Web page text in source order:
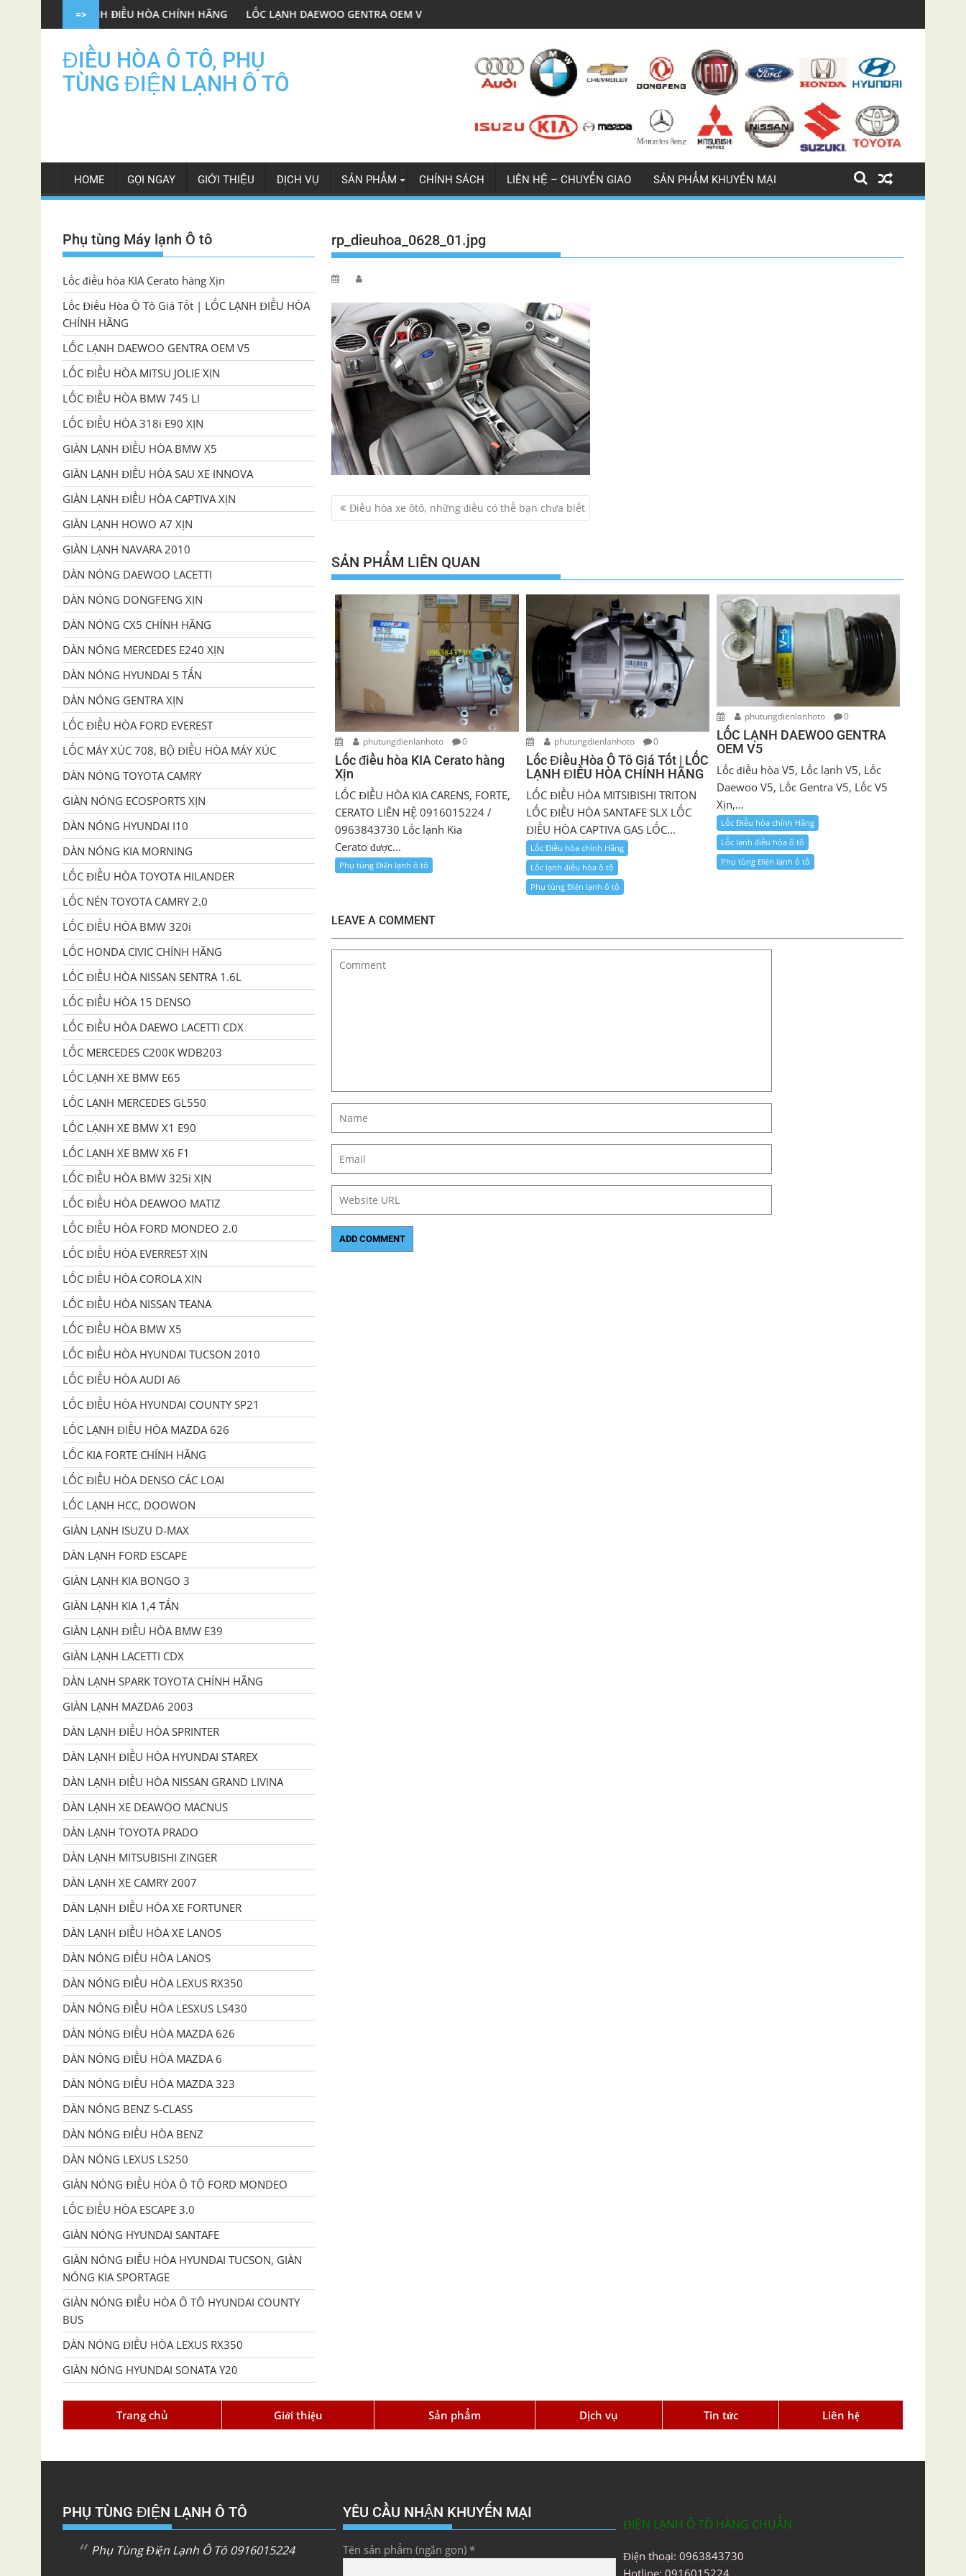
to
=>
ĐIỀU HÒA CHÍNH HÃNG LỐC LẠNH DAEWOO GENTRA OEM V5
ĐIỀU HÒA Ô TÔ, PHỤ
TÙNG ĐIỆN LẠNH Ô TÔ
HOME GỌI NGAY GIỚI THIỆU DỊCH VỤ SẢN PHẨM CHÍNH SÁCH LIÊN HỆ – CHUYỂN GIAO SẢN PHẨM KHUYẾN MẠI
rp_dieuhoa_0628_01.jpg
Điều
hướng
viết
Điều hòa xe ôtô, những điều có thể bạn chưa biết
SẢN PHẨM LIÊN QUAN
phutungdienlanhoto 0
Lốc điều hòa KIA Cerato hàng
Xịn
LỐC ĐIỀU HÒA KIA CARENS, FORTE,
CERATO LIÊN HỆ 0916015224 /
0963843730 Lốc lạnh Kia
Cerato được...
Phụ tùng Điện lạnh ô tô
phutungdienlanhoto 0
Lốc Điều Hòa Ô Tô Giá Tốt | LỐC
LẠNH ĐIỀU HÒA CHÍNH HÃNG
LỐC ĐIỀU HÒA MITSIBISHI TRITON
LỐC ĐIỀU HÒA SANTAFE SLX LỐC
ĐIỀU HÒA CAPTIVA GAS LỐC...
Lốc Điều hòa chính Hãng
Lốc lạnh điều hòa ô tô
Phụ tùng Điện lạnh ô tô
phutungdienlanhoto 0
LỐC LẠNH DAEWOO GENTRA
OEM V5
Lốc điều hòa V5, Lốc lạnh V5, Lốc
Daewoo V5, Lốc Gentra V5, Lốc V5
Xịn,...
Lốc Điều hòa chính Hãng
Lốc lạnh điều hòa ô tô
Phụ tùng Điện lạnh ô tô
LEAVE A COMMENT
Phụ tùng Máy lạnh Ô tô
Lốc điều hòa KIA Cerato hàng Xịn
Lốc Điều Hòa Ô Tô Giá Tốt | LỐC LẠNH ĐIỀU HÒA
CHÍNH HÃNG
LỐC LẠNH DAEWOO GENTRA OEM V5
LỐC ĐIỀU HÒA MITSU JOLIE XỊN
LỐC ĐIỀU HÒA BMW 745 LI
LỐC ĐIỀU HÒA 318i E90 XỊN
GIÀN LẠNH ĐIỀU HÒA BMW X5
GIÀN LẠNH ĐIỀU HÒA SAU XE INNOVA
GIÀN LẠNH ĐIỀU HÒA CAPTIVA XỊN
GIÀN LẠNH HOWO A7 XỊN
GIÀN LẠNH NAVARA 2010
DÀN NÓNG DAEWOO LACETTI
DÀN NÓNG DONGFENG XỊN
DÀN NÓNG CX5 CHÍNH HÃNG
DÀN NÓNG MERCEDES E240 XỊN
DÀN NÓNG HYUNDAI 5 TẤN
DÀN NÓNG GENTRA XỊN
LỐC ĐIỀU HÒA FORD EVEREST
LỐC MÁY XÚC 708, BỘ ĐIỀU HÒA MÁY XÚC
DÀN NÓNG TOYOTA CAMRY
GIÀN NÓNG ECOSPORTS XỊN
DÀN NÓNG HYUNDAI I10
DÀN NÓNG KIA MORNING
LỐC ĐIỀU HÒA TOYOTA HILANDER
LỐC NÉN TOYOTA CAMRY 2.0
LỐC ĐIỀU HÒA BMW 320i
LỐC HONDA CIVIC CHÍNH HÃNG
LỐC ĐIỀU HÒA NISSAN SENTRA 1.6L
LỐC ĐIỀU HÒA 15 DENSO
LỐC ĐIỀU HÒA DAEWO LACETTI CDX
LỐC MERCEDES C200K WDB203
LỐC LẠNH XE BMW E65
LỐC LẠNH MERCEDES GL550
LỐC LẠNH XE BMW X1 E90
LỐC LẠNH XE BMW X6 F1
LỐC ĐIỀU HÒA BMW 325i XỊN
LỐC ĐIỀU HÒA DEAWOO MATIZ
LỐC ĐIỀU HÒA FORD MONDEO 2.0
LỐC ĐIỀU HÒA EVERREST XỊN
LỐC ĐIỀU HÒA COROLA XỊN
LỐC ĐIỀU HÒA NISSAN TEANA
LỐC ĐIỀU HÒA BMW X5
LỐC ĐIỀU HÒA HYUNDAI TUCSON 2010
LỐC ĐIỀU HÒA AUDI A6
LỐC ĐIỀU HÒA HYUNDAI COUNTY SP21
LỐC LẠNH ĐIỀU HÒA MAZDA 626
LỐC KIA FORTE CHÍNH HÃNG
LỐC ĐIỀU HÒA DENSO CÁC LOẠI
LỐC LẠNH HCC, DOOWON
GIÀN LẠNH ISUZU D-MAX
DÀN LẠNH FORD ESCAPE
GIÀN LẠNH KIA BONGO 3
GIÀN LẠNH KIA 1,4 TẤN
GIÀN LẠNH ĐIỀU HÒA BMW E39
GIÀN LẠNH LACETTI CDX
DÀN LẠNH SPARK TOYOTA CHÍNH HÃNG
GIÀN LẠNH MAZDA6 2003
DÀN LẠNH ĐIỀU HÒA SPRINTER
DÀN LẠNH ĐIỀU HÒA HYUNDAI STAREX
DÀN LẠNH ĐIỀU HÒA NISSAN GRAND LIVINA
DÀN LẠNH XE DEAWOO MACNUS
DÀN LẠNH TOYOTA PRADO
DÀN LẠNH MITSUBISHI ZINGER
DÀN LẠNH XE CAMRY 2007
DÀN LẠNH ĐIỀU HÒA XE FORTUNER
DÀN LẠNH ĐIỀU HÒA XE LANOS
DÀN NÓNG ĐIỀU HÒA LANOS
DÀN NÓNG ĐIỀU HÒA LEXUS RX350
DÀN NÓNG ĐIỀU HÒA LESXUS LS430
DÀN NÓNG ĐIỀU HÒA MAZDA 626
DÀN NÓNG ĐIỀU HÒA MAZDA 6
DÀN NÓNG ĐIỀU HÒA MAZDA 323
DÀN NÓNG BENZ S-CLASS
DÀN NÓNG ĐIỀU HÒA BENZ
DÀN NÓNG LEXUS LS250
GIÀN NÓNG ĐIỀU HÒA Ô TÔ FORD MONDEO
LỐC ĐIỀU HÒA ESCAPE 3.0
GIÀN NÓNG HYUNDAI SANTAFE
GIÀN NÓNG ĐIỀU HÒA HYUNDAI TUCSON, GIÀN
NÓNG KIA SPORTAGE
GIÀN NÓNG ĐIỀU HÒA Ô TÔ HYUNDAI COUNTY
BUS
DÀN NÓNG ĐIỀU HÒA LEXUS RX350
GIÀN NÓNG HYUNDAI SONATA Y20
Trang chủ Giới thiệu Sản phẩm Dịch vụ Tin tức Liên hệ
PHỤ TÙNG ĐIỆN LẠNH Ô TÔ
Phụ Tùng Điện Lạnh Ô Tô 0916015224
YÊU CẦU NHẬN KHUYẾN MẠI
Tên sản phẩm (ngắn gọn) *
ĐIỆN LẠNH Ô TÔ HÀNG CHUẨN
Điện thoại: 0963843730
Hotline: 0916015224